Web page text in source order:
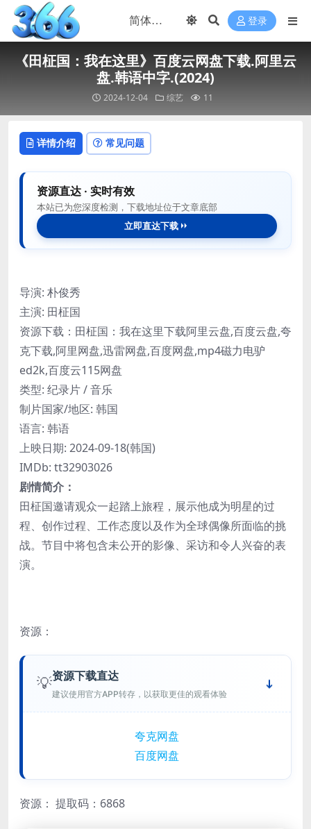
登录
《田柾国：我在这里》百度云网盘下载.阿里云
盘.韩语中字.(2024)
2024-12-04 综艺 11
详情介绍 常见问题
资源直达 · 实时有效
本站已为您深度检测，下载地址位于文章底部
立即直达下载
导演: 朴俊秀
主演: 田柾国
资源下载：田柾国：我在这里下载阿里云盘,百度云盘,夸
克下载,阿里网盘,迅雷网盘,百度网盘,mp4磁力电驴
ed2k,百度云115网盘
类型: 纪录片 / 音乐
制片国家/地区: 韩国
语言: 韩语
上映日期: 2024-09-18(韩国)
IMDb: tt32903026
剧情简介：
田柾国邀请观众一起踏上旅程，展示他成为明星的过
程、创作过程、工作态度以及作为全球偶像所面临的挑
战。节目中将包含未公开的影像、采访和令人兴奋的表
演。
资源：
💡资源下载直达
建议使用官方APP转存，以获取更佳的观看体验
夸克网盘
百度网盘
资源： 提取码：6868